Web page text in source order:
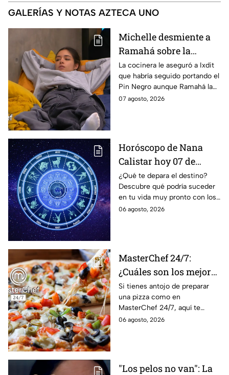
GALERÍAS Y NOTAS AZTECA UNO
Michelle desmiente a
Ramahá sobre la
designación del Pin
Negro a un integrante
de las "Divas" en
MasterChef 24/7
La cocinera le aseguró a Ixdit
que habría seguido portando el
Pin Negro aunque Ramahá la
hubiera subido al balcón
07 agosto, 2026
Horóscopo de Nana
Calistar hoy 07 de
agosto; estos signos
podrían dejar de estar
solteros más pronto de
lo que imaginan y
¿Qué te depara el destino?
Descubre qué podría suceder
en tu vida muy pronto con los
horóscopos de Nana Calistar;
06 agosto, 2026
MasterChef 24/7:
¿Cuáles son los mejores
quesos para preparar
pizza en casa?
Si tienes antojo de preparar
una pizza como en
MasterChef 24/7, aquí te
contamos todo lo que debes
06 agosto, 2026
"Los pelos no van": La